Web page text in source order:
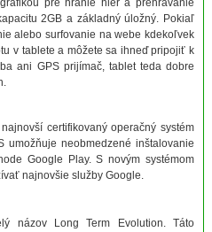
pre hranie hier a prehrávanie
2GB a základný úložný. Pokiaľ
alebo surfovanie na webe kdekoľvek
v tablete a môžete sa ihneď pripojiť k
ani GPS prijímač, tablet teda dobre
certifikovaný operačný systém
umožňuje neobmedzené inštalovanie
Google Play. S novým systémom
najnovšie služby Google.
názov Long Term Evolution. Táto